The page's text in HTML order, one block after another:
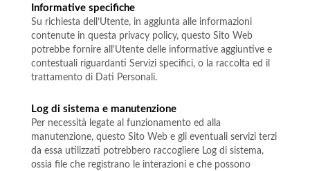
Informative specifiche
Su richiesta dell’Utente, in aggiunta alle informazioni
contenute in questa privacy policy, questo Sito Web
potrebbe fornire all'Utente delle informative aggiuntive e
contestuali riguardanti Servizi specifici, o la raccolta ed il
trattamento di Dati Personali.
Log di sistema e manutenzione
Per necessità legate al funzionamento ed alla
manutenzione, questo Sito Web e gli eventuali servizi terzi
da essa utilizzati potrebbero raccogliere Log di sistema,
ossia file che registrano le interazioni e che possono